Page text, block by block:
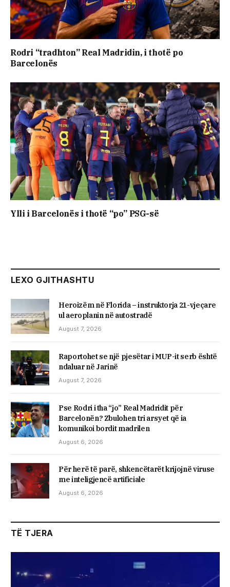
Rodri “tradhton” Real Madridin, i thotë po
Barcelonës
Ylli i Barcelonës i thotë “po” PSG-së
LEXO GJITHASHTU
Heroizëm në Florida – instruktorja 21-vjeçare
ul aeroplanin në autostradë
August 7, 2026
Raportohet se një pjesëtar i MUP-it serb është
ndaluar në Jarinë
August 7, 2026
Pse Rodri i tha “jo” Real Madridit për
Barcelonën? Zbulohen tri arsyet që ia
komunikoi bordit madrilen
August 6, 2026
Për herë të parë, shkencëtarët krijojnë viruse
me inteligjencë artificiale
August 6, 2026
TË TJERA